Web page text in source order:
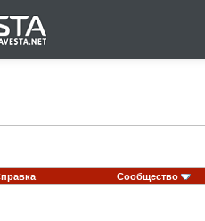
Сообщество